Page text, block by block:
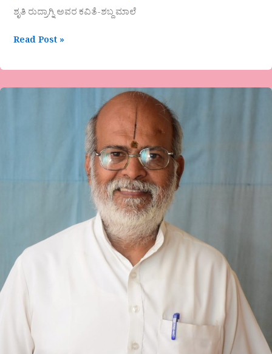
ಶೃತಿ ರುದ್ರಾಗ್ನಿ ಅವರ ಕವಿತೆ-ಶಬ್ದ ಮಾಲೆ
Read Post »